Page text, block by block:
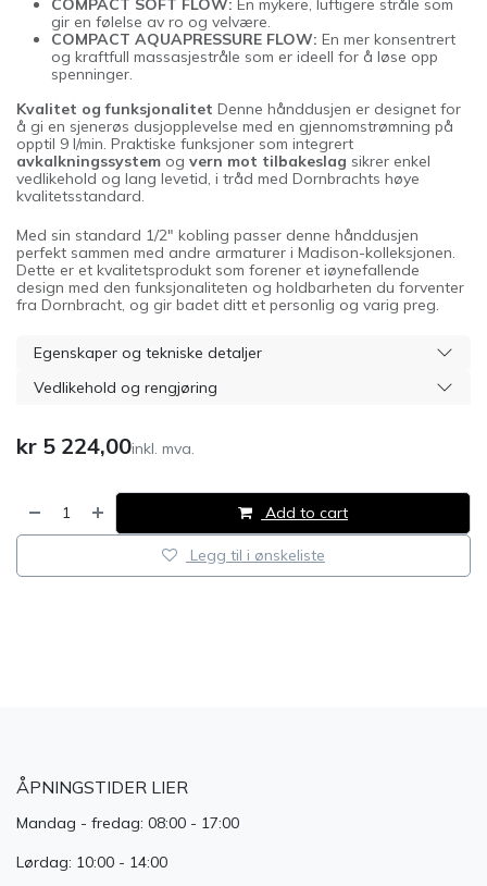
COMPACT SOFT FLOW: En mykere, luftigere stråle som
gir en følelse av ro og velvære.
COMPACT AQUAPRESSURE FLOW: En mer konsentrert
og kraftfull massasjestråle som er ideell for å løse opp
spenninger.
Kvalitet og funksjonalitet Denne hånddusjen er designet for
å gi en sjenerøs dusjopplevelse med en gjennomstrømning på
opptil 9 l/min. Praktiske funksjoner som integrert
avkalkningssystem og vern mot tilbakeslag sikrer enkel
vedlikehold og lang levetid, i tråd med Dornbrachts høye
kvalitetsstandard.
Med sin standard 1/2" kobling passer denne hånddusjen
perfekt sammen med andre armaturer i Madison-kolleksjonen.
Dette er et kvalitetsprodukt som forener et iøynefallende
design med den funksjonaliteten og holdbarheten du forventer
fra Dornbracht, og gir badet ditt et personlig og varig preg.
Egenskaper og tekniske detaljer
Vedlikehold og rengjøring
kr 5 224,00inkl. mva.
Add to cart
Legg til i ønskeliste
ÅPNINGSTIDER LIER
Mandag - fredag: 08:00 - 17:00
Lørdag: 10:00 - 14:00